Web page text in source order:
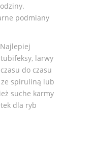
podmiany
larwy
do czasu
spiruliną lub
suche karmy
dla ryb